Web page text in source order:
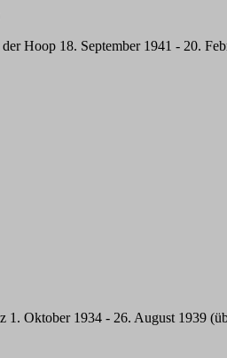
Hoop 18. September 1941 - 20.
1. Oktober 1934 - 26. August 1939